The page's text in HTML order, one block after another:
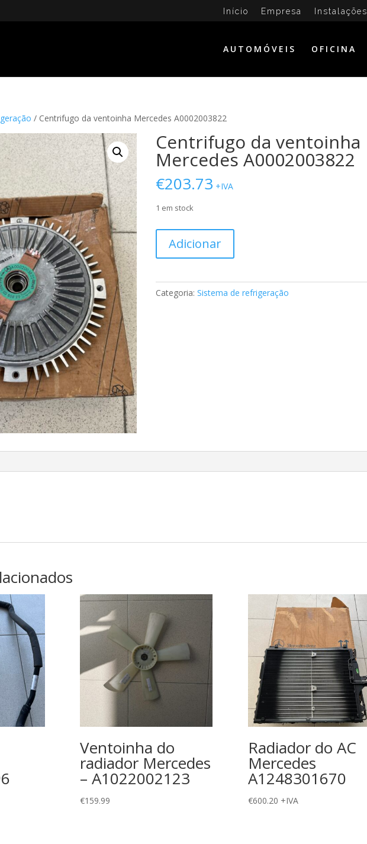
Início Empresa Instalações
AUTOMÓVEIS OFICINA
/ Centrifugo da ventoinha Mercedes A0002003822
Centrifugo da ventoinha
Mercedes A0002003822
€203.73 +IVA
1 em stock
Centrifugo
ventoinha
Adicionar
Categoria:Sistema de refrigeração
Ventoinha do
radiador Mercedes
– A1022002123
€159.99
Radiador do AC
Mercedes
A1248301670
€600.20 +IVA